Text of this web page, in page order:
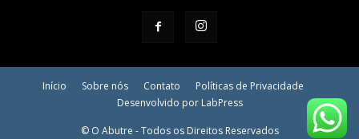
Início Sobre nós Contato
Políticas de Privacidade
Desenvolvido por LabPress
© O Abutre - Todos os Direitos Reservados